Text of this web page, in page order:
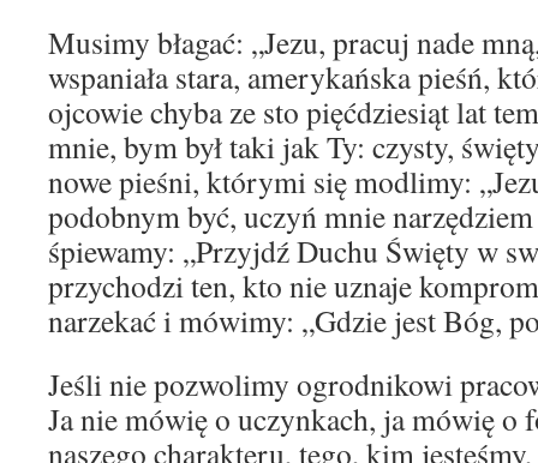
Musimy błagać: „Jezu, pracuj nade
wspaniała stara, amerykańska pieśń,
ojcowie chyba ze sto pięćdziesiąt lat
mnie, bym był taki jak Ty: czysty,
nowe pieśni, którymi się modlimy:
podobnym być, uczyń mnie
śpiewamy: „Przyjdź Duchu Święty w
przychodzi ten, kto nie uznaje
narzekać i mówimy: „Gdzie jest Bóg,
Jeśli nie pozwolimy ogrodnikowi
Ja nie mówię o uczynkach, ja mówię o
naszego charakteru, tego, kim